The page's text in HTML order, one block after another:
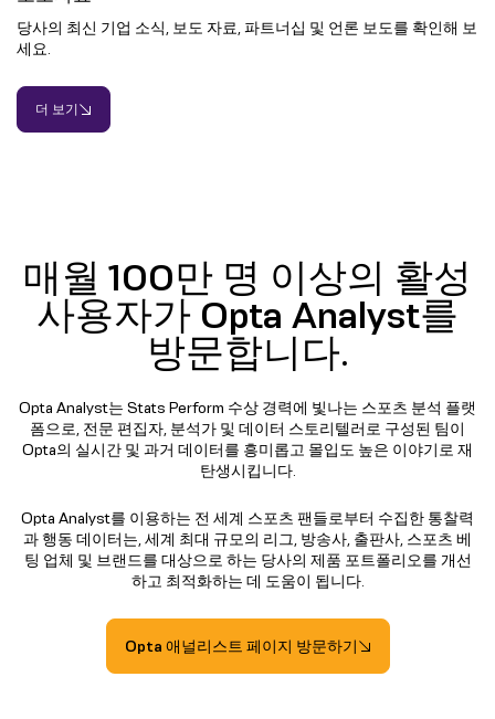
당사의 최신 기업 소식, 보도 자료, 파트너십 및 언론 보도를 확인해 보
세요.
더 보기
매월 100만 명 이상의 활성
사용자가 Opta Analyst를
방문합니다.
Opta Analyst는 Stats Perform 수상 경력에 빛나는 스포츠 분석 플랫
폼으로, 전문 편집자, 분석가 및 데이터 스토리텔러로 구성된 팀이
Opta의 실시간 및 과거 데이터를 흥미롭고 몰입도 높은 이야기로 재
탄생시킵니다.
Opta Analyst를 이용하는 전 세계 스포츠 팬들로부터 수집한 통찰력
과 행동 데이터는, 세계 최대 규모의 리그, 방송사, 출판사, 스포츠 베
팅 업체 및 브랜드를 대상으로 하는 당사의 제품 포트폴리오를 개선
하고 최적화하는 데 도움이 됩니다.
Opta 애널리스트 페이지 방문하기